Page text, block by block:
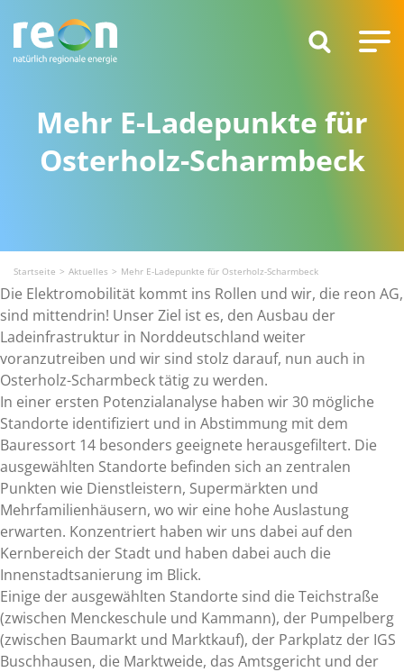
Mehr E-Ladepunkte für
Osterholz-Scharmbeck
Startseite Aktuelles Mehr E-Ladepunkte für Osterholz-Scharmbeck
Die Elektromobilität kommt ins Rollen und wir, die reon AG,
sind mittendrin! Unser Ziel ist es, den Ausbau der
Ladeinfrastruktur in Norddeutschland weiter
voranzutreiben und wir sind stolz darauf, nun auch in
Osterholz-Scharmbeck tätig zu werden.
In einer ersten Potenzialanalyse haben wir 30 mögliche
Standorte identifiziert und in Abstimmung mit dem
Bauressort 14 besonders geeignete herausgefiltert. Die
ausgewählten Standorte befinden sich an zentralen
Punkten wie Dienstleistern, Supermärkten und
Mehrfamilienhäusern, wo wir eine hohe Auslastung
erwarten. Konzentriert haben wir uns dabei auf den
Kernbereich der Stadt und haben dabei auch die
Innenstadtsanierung im Blick.
Einige der ausgewählten Standorte sind die Teichstraße
(zwischen Menckeschule und Kammann), der Pumpelberg
(zwischen Baumarkt und Marktkauf), der Parkplatz der IGS
Buschhausen, die Marktweide, das Amtsgericht und der